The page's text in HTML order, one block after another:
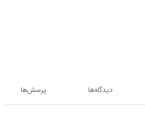
دیدگاه‌ها پرسش‌ها